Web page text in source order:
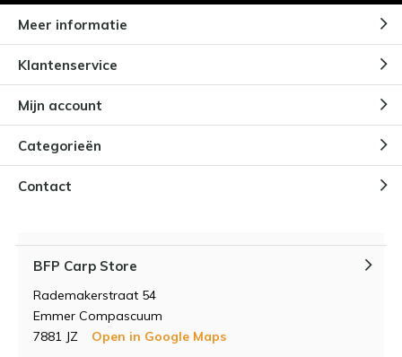
Meer informatie
Klantenservice
Mijn account
Categorieën
Contact
BFP Carp Store
Rademakerstraat 54
Emmer Compascuum
7881 JZ
Open in Google Maps